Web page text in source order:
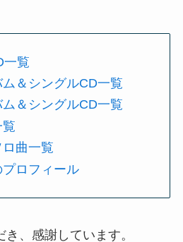
一覧
＆シングルCD一覧
＆シングルCD一覧
曲一覧
ロフィール
、感謝しています。